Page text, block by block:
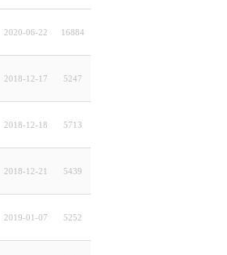
2020-06-22 16884
2018-12-17 5247
2018-12-18 5713
2018-12-21 5439
2019-01-07 5252